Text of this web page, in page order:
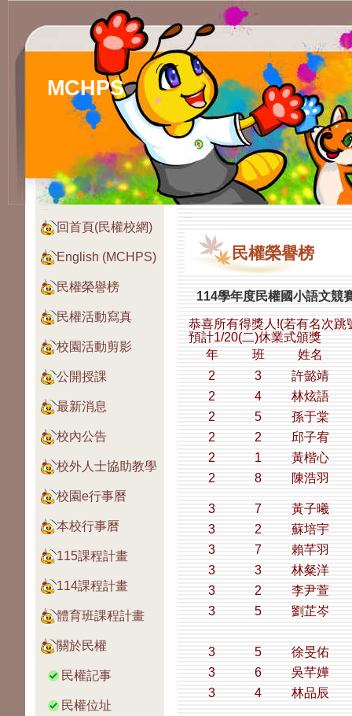
MCHPS
:::
回首頁(民權校網)
English (MCHPS)
民權榮譽榜
民權活動寫真
校園活動剪影
公開授課
最新消息
校內公告
校外人士協助教學
校園e行事曆
本校行事曆
115課程計畫
114課程計畫
體育班課程計畫
關於民權
民權記事
民權位址
:::
民權榮譽榜
114學年度民權國小語文競
恭喜所有得獎人!(若有名次跳
預計1/20(二)休業式頒獎
年
班
姓名
2
3
許懿靖
2
4
林炫語
2
5
孫于棠
2
2
邱子宥
2
1
黃楷心
2
8 陳浩羽
3 7
黃子曦
3
2
蘇培宇
3
7
賴芊羽
3
3
林粲洋
3
2
李尹萱
3
5 劉芷岑
3 5
徐旻佑
3
6
吳芊嬅
3
4 林品辰